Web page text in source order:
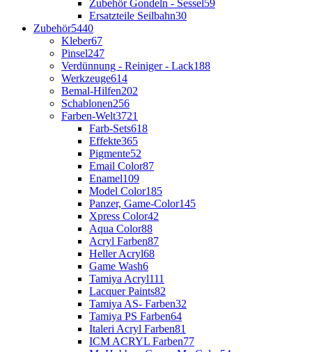
Zubehör Gondeln - Sessel59
Ersatzteile Seilbahn30
Zubehör5440
Kleber67
Pinsel247
Verdünnung - Reiniger - Lack188
Werkzeuge614
Bemal-Hilfen202
Schablonen256
Farben-Welt3721
Farb-Sets618
Effekte365
Pigmente52
Email Color87
Enamel109
Model Color185
Panzer, Game-Color145
Xpress Color42
Aqua Color88
Acryl Farben87
Heller Acryl68
Game Wash6
Tamiya Acryl111
Lacquer Paints82
Tamiya AS- Farben32
Tamiya PS Farben64
Italeri Acryl Farben81
ICM ACRYL Farben77